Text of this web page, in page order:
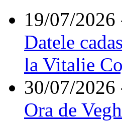
19/07/2026
Datele
la Vitalie
30/07/2026
Ora de